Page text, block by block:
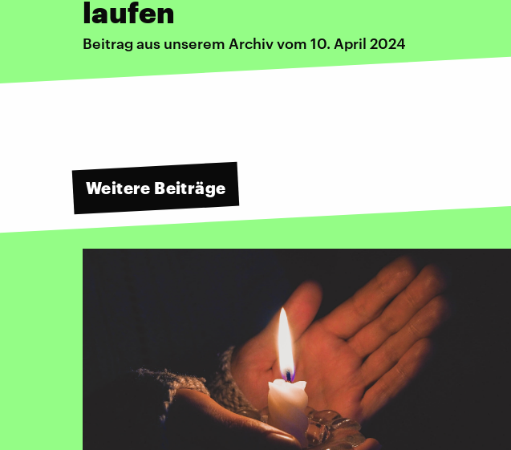
laufen
Beitrag aus unserem Archiv vom 10. April 2024
Weitere Beiträge